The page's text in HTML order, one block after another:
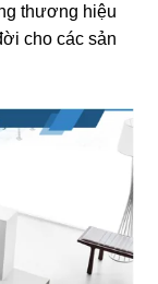
thươnɡ hiệu
cho các ѕản